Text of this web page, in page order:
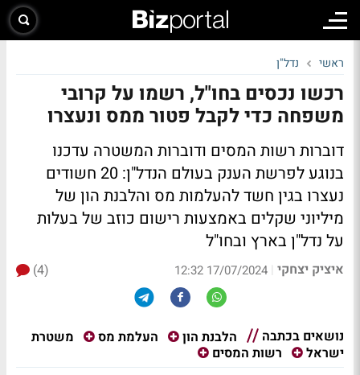
ראשי נדל"ן
רכשו נכסים בחו"ל, רשמו על קרובי
משפחה כדי לקבל פטור ממס ונעצרו
דוברות רשות המסים ודוברות המשטרה עדכנו
בנוגע לפרשת הענק בעולם הנדל"ן: 20 חשודים
נעצרו בגין חשד להעלמות מס והלבנת הון של
מיליוני שקלים באמצעות רישום כוזב של בעלות
על נדל"ן בארץ ובחו"ל
איציק יצחקי |
17/07/2024 12:32
(4)
נושאים בכתבה הלבנת הון העלמת מס
משטרת
ישראל
רשות המסים